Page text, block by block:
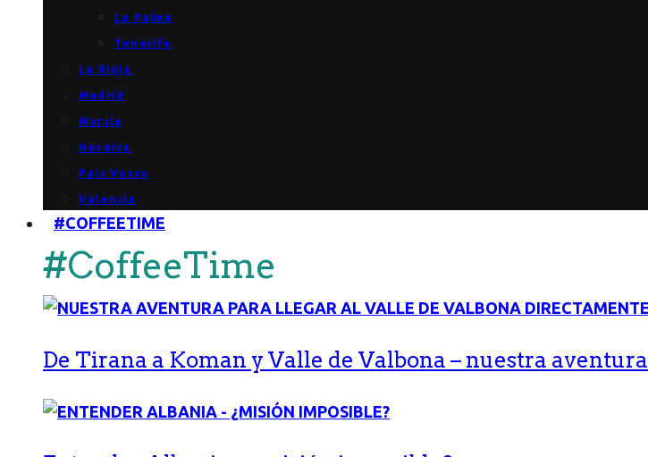
La Palma
Tenerife
La Rioja
Madrid
Murcia
Navarra
País Vasco
Valencia
#COFFEETIME
#CoffeeTime
De Tirana a Koman y Valle de Valbona – nuestra aventura